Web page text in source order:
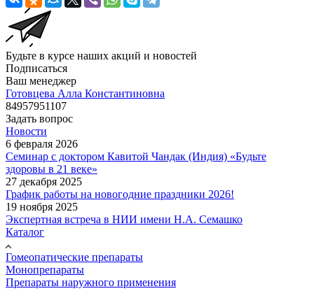
Будьте в курсе наших акций и новостей
Подписаться
Ваш менеджер
Готовцева Алла Константиновна
84957951107
Задать вопрос
Новости
6 февраля 2026
Семинар с доктором Кавитой Чандак (Индия) «Будьте
здоровы в 21 веке»
27 декабря 2025
График работы на новогодние праздники 2026!
19 ноября 2025
Экспертная встреча в НИИ имени Н.А. Семашко
Каталог
Гомеопатические препараты
Монопрепараты
Препараты наружного применения